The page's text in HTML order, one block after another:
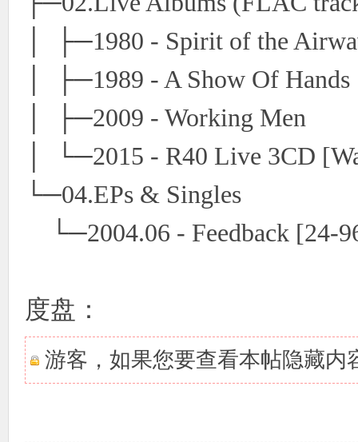
│ ├─1980 - Spirit of the
│ ├─1989 - A Show Of Hands
│ ├─2009 - Working Men
│ └─2015 - R40 Live 3CD
└─04.EPs & Singles
└─2004.06 - Feedback [24-
度盘：
游客，如果您要查看本帖隐藏内